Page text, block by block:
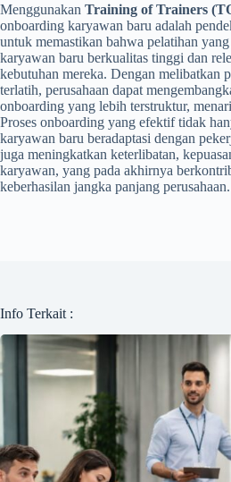
Menggunakan Training of Trainers
onboarding karyawan baru adalah
untuk memastikan bahwa pelatihan
karyawan baru berkualitas tinggi dan
kebutuhan mereka. Dengan melibatkan
terlatih, perusahaan dapat
onboarding yang lebih terstruktur,
Proses onboarding yang efektif tidak
karyawan baru beradaptasi dengan
juga meningkatkan keterlibatan,
karyawan, yang pada akhirnya
keberhasilan jangka panjang perusahaan.
Info Terkait :